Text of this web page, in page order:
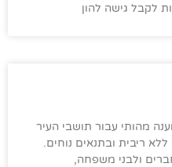
לקבל גישה להון
מהותי עבור תושבי העיר
ריבית ובתנאים נוחים.
ולבני משפחה,